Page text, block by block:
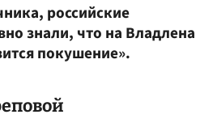
российские
знали, что на Владлена
покушение».